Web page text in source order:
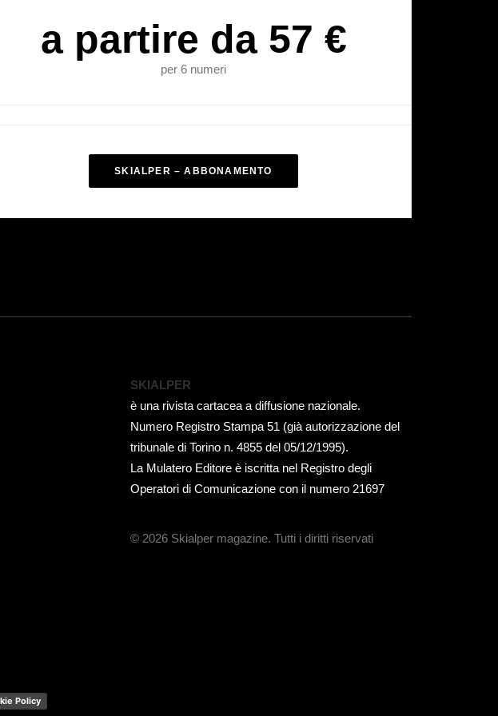
a partire da 57 €
per 6 numeri
SKIALPER – ABBONAMENTO
SKIALPER
è una rivista cartacea a diffusione nazionale.
Numero Registro Stampa 51 (già autorizzazione del
tribunale di Torino n. 4855 del 05/12/1995).
La Mulatero Editore è iscritta nel Registro degli
Operatori di Comunicazione con il numero 21697
© 2026 Skialper magazine. Tutti i diritti riservati
Policy